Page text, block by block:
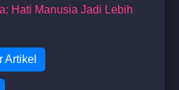
Hati Manusia Jadi Lebih
Artikel